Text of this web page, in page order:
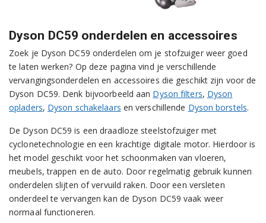
Dyson DC59 onderdelen en accessoires
Zoek je Dyson DC59 onderdelen om je stofzuiger weer goed
te laten werken? Op deze pagina vind je verschillende
vervangingsonderdelen en accessoires die geschikt zijn voor de
Dyson DC59. Denk bijvoorbeeld aan Dyson filters, Dyson
opladers, Dyson schakelaars en verschillende Dyson borstels.
De Dyson DC59 is een draadloze steelstofzuiger met
cyclonetechnologie en een krachtige digitale motor. Hierdoor is
het model geschikt voor het schoonmaken van vloeren,
meubels, trappen en de auto. Door regelmatig gebruik kunnen
onderdelen slijten of vervuild raken. Door een versleten
onderdeel te vervangen kan de Dyson DC59 vaak weer
normaal functioneren.